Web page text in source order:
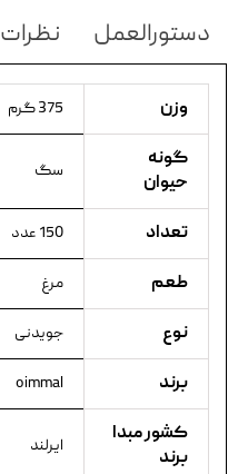
دستورالعمل
نظرات
وزن 375 گرم
گونه
حیوان
سگ
تعداد 150 عدد
طعم مرغ
نوع جویدنی
برند oimmal
کشور مبدا
برند
ایرلند